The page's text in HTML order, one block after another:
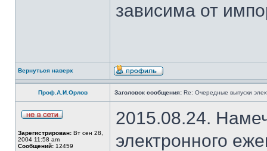
зависима от
Вернуться наверх
Проф.А.И.Орлов Заголовок сообщения: Re: Очередные выпуски
Зарегистрирован: Вт сен 28,
2004 11:58 am
Сообщений: 12459
2015.08.24.
электронного